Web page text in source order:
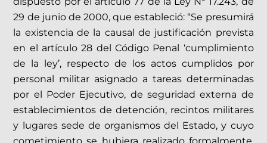
29 de junio de 2000, que estableció: “Se presumirá
la existencia de la causal de justificación prevista
en el artículo 28 del Código Penal ‘cumplimiento
de la ley’, respecto de los actos cumplidos por
personal militar asignado a tareas determinadas
por el Poder Ejecutivo, de seguridad externa de
establecimientos de detención, recintos militares
y lugares sede de organismos del Estado, y cuyo